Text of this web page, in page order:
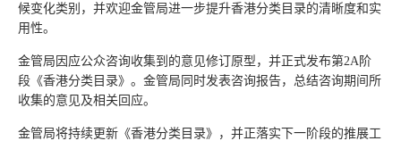
候变化类别，并欢迎金管局进一步提升香港分类目录的清晰度和实
用性。
金管局因应公众咨询收集到的意见修订原型，并正式发布第2A阶
段《香港分类目录》。金管局同时发表咨询报告，总结咨询期间所
收集的意见及相关回应。
金管局将持续更新《香港分类目录》，并正落实下一阶段的推展工